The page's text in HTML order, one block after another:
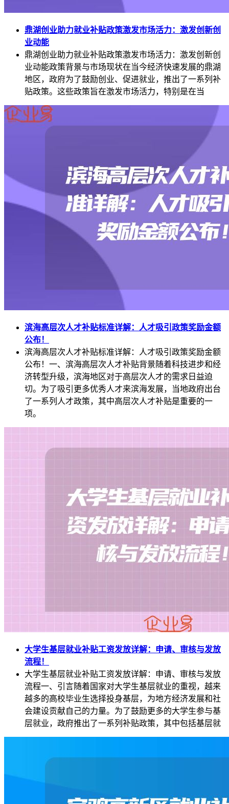
鼎湖创业助力就业补贴政策激发市场活力：激发创新创
业动能
鼎湖创业助力就业补贴政策激发市场活力：激发创新创
业动能政策背景与市场现状在当今经济快速发展的鼎湖
地区，政府为了鼓励创业、促进就业，推出了一系列补
贴政策。这些政策旨在激发市场活力，特别是在当
滨海高层次人才补贴标准详解：人才吸引政策奖励金额
公布！
滨海高层次人才补贴标准详解：人才吸引政策奖励金额
公布！一、滨海高层次人才补贴背景随着科技进步和经
济转型升级，滨海地区对于高层次人才的需求日益迫
切。为了吸引更多优秀人才来滨海发展，当地政府出台
了一系列人才政策，其中高层次人才补贴是重要的一
项。
大学生基层就业补贴工资发放详解：申请、审核与发放
流程！
大学生基层就业补贴工资发放详解：申请、审核与发放
流程一、引言随着国家对大学生基层就业的重视，越来
越多的高校毕业生选择投身基层，为地方经济发展和社
会建设贡献自己的力量。为了鼓励更多的大学生参与基
层就业，政府推出了一系列补贴政策，其中包括基层就